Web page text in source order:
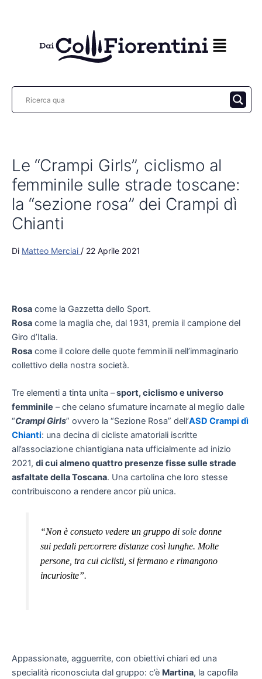
Le “Crampi Girls”, ciclismo al
femminile sulle strade toscane:
la “sezione rosa” dei Crampi dì
Chianti
Di Matteo Merciai / 22 Aprile 2021
Rosa come la Gazzetta dello Sport.
Rosa come la maglia che, dal 1931, premia il campione del
Giro d’Italia.
Rosa come il colore delle quote femminili nell’immaginario
collettivo della nostra società.
Tre elementi a tinta unita –sport, ciclismo e universo
femminile – che celano sfumature incarnate al meglio dalle
“Crampi Girls” ovvero la “Sezione Rosa” dell’ASD Crampi dì
Chianti: una decina di cicliste amatoriali iscritte
all’associazione chiantigiana nata ufficialmente ad inizio
2021, di cui almeno quattro presenze fisse sulle strade
asfaltate della Toscana. Una cartolina che loro stesse
contribuiscono a rendere ancor più unica.
“Non è consueto vedere un gruppo disole donne
sui pedali percorrere distanze così lunghe. Molte
persone, tra cui ciclisti, si fermano e rimangono
incuriosite”.
Appassionate, agguerrite, con obiettivi chiari ed una
specialità riconosciuta dal gruppo: c’è Martina, la capofila